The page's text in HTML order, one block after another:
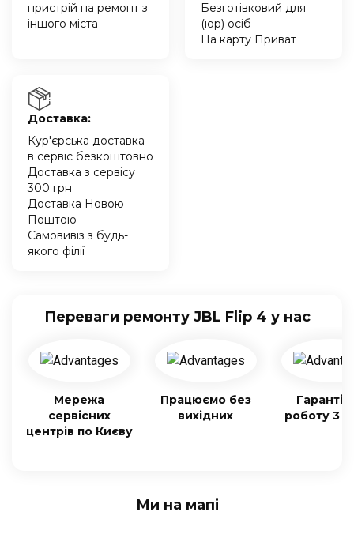
пристрій на ремонт з
іншого міста
Безготівковий для
(юр) осіб
На карту Приват
Доставка:
Кур'єрська доставка
в сервіс безкоштовно
Доставка з сервісу
300 грн
Доставка Новою
Поштою
Самовивіз з будь-
якого філії
Переваги ремонту JBL Flip 4 у нас
Мережа
сервісних
центрів по Києву
Працюємо без
вихідних
Гарантія
роботу 3
Ми на мапі